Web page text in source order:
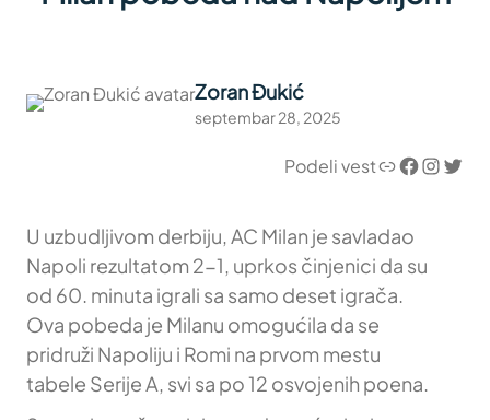
Zoran Đukić
septembar 28, 2025
Podeli vestLink Facebook InstagramTwitter
U uzbudljivom derbiju, AC Milan je savladao
Napoli rezultatom 2-1, uprkos činjenici da su
od 60. minuta igrali sa samo deset igrača.
Ova pobeda je Milanu omogućila da se
pridruži Napoliju i Romi na prvom mestu
tabele Serije A, svi sa po 12 osvojenih poena.